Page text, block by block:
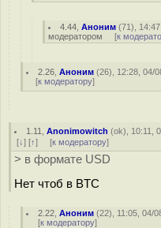
4.44 ,Аноним (71),
модератором [к
2.26 ,Аноним (26), 12:28, 04/
[к модератору]
1.11 ,Anonimowitch (ok), 10:11,
[↓] [↑] [к модератору]
> в формате USD
Нет чтоб в BTC
2.22 ,Аноним (22), 11:05, 04/
[к модератору]